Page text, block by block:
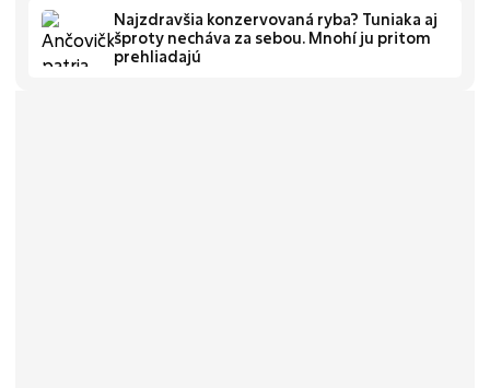
Najzdravšia konzervovaná ryba? Tuniaka aj
šproty necháva za sebou. Mnohí ju pritom
prehliadajú